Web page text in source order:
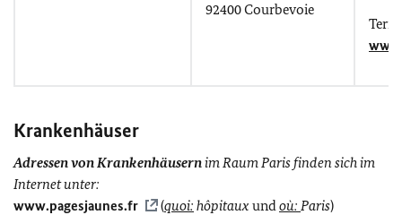
92400Courbevoie
Krankenhäuser
Adressen von Krankenhäusernim Raum Paris finden sich im
Internet unter:
www.pagesjaunes.fr (quoi: hôpitaux undoù: Paris)